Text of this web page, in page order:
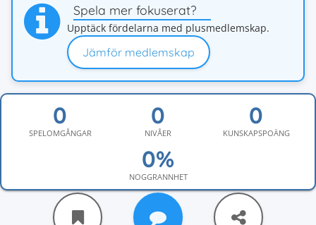
Spela mer fokuserat?
Upptäck fördelarna med plusmedlemskap.
Jämför medlemskap
SPELOMGÅNGAR NIVÅER KUNSKAPSPOÄNG
NOGGRANNHET